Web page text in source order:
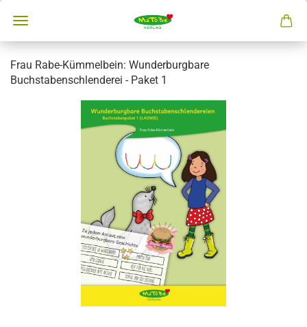
Frau Rabe-Kümmelbein: Wunderburgbare
Buchstabenschlenderei - Paket 1